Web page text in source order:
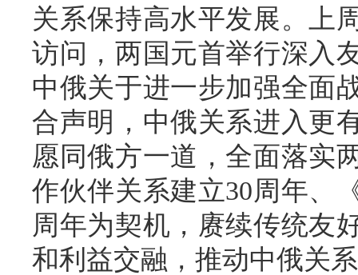
关系保持高水平发展。上
访问，两国元首举行深入
中俄关于进一步加强全面
合声明，中俄关系进入更
愿同俄方一道，全面落实
作伙伴关系建立30周年、
周年为契机，赓续传统友
和利益交融，推动中俄关